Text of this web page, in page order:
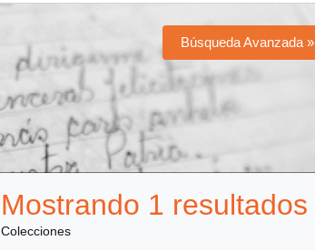
Búsqueda Avanzada »
Mostrando 1 resultados
Colecciones